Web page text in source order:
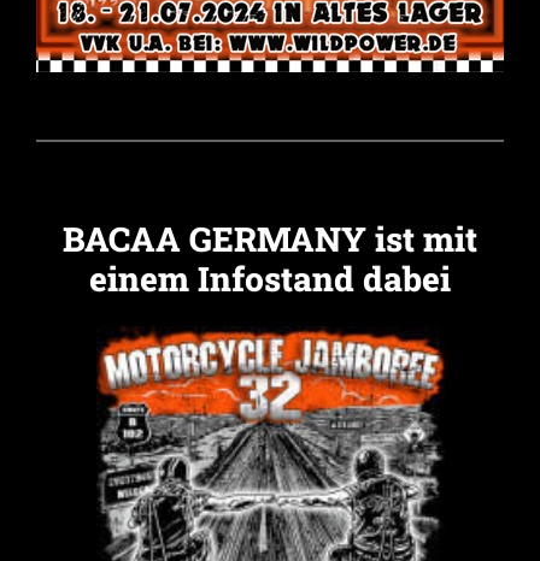
BACAA GERMANY ist mit
einem Infostand dabei